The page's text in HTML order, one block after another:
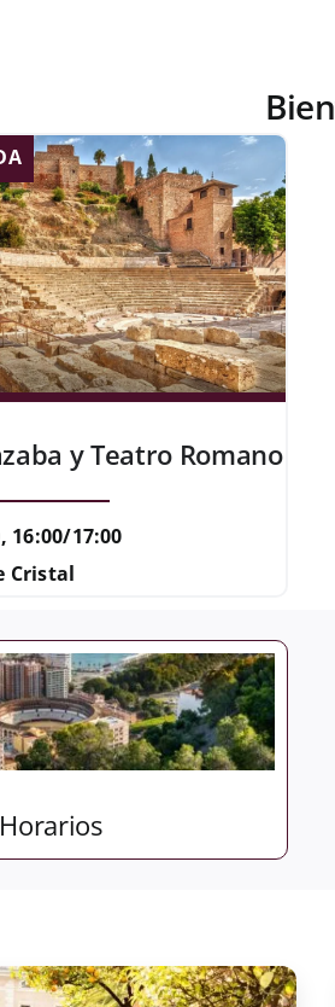
y Teatro Romano
16:00/17:00
Cristal
Horarios